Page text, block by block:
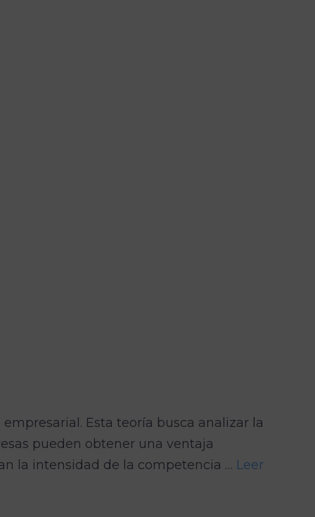
Esta teoría busca analizar la
pueden obtener una ventaja
la intensidad de la competencia … Leer